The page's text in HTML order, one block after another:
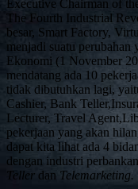
Executive Chairman of
The Fourth Industrial
besar, Smart Factory,
menjadi suatu perubahan
Ekonomi (1 November
mendatang ada 10
tidak dibutuhkan lagi,
Cashier, Bank
Lecturer, Travel
pekerjaan yang akan
dapat kita lihat ada 4
dengan industri
Teller dan Telemarketing.